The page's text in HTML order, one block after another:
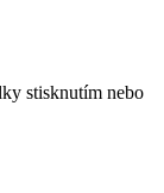
stisknutím nebo